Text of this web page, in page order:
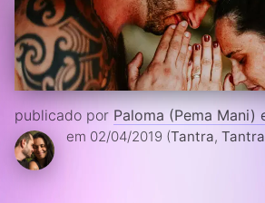
publicado por Paloma (Pema Mani)
em 02/04/2019 (Tantra,